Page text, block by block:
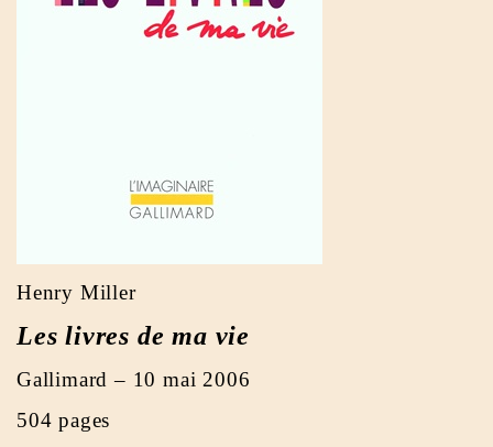
Henry Miller
Les livres de ma vie
Gallimard – 10 mai 2006
504 pages